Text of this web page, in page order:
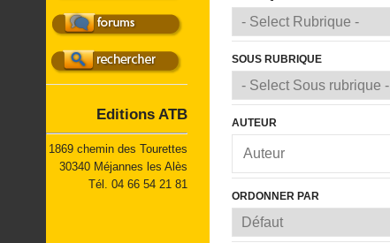
SOUS RUBRIQUE
AUTEUR
ORDONNER PAR
Petite réalisation
Réalisation-Plan
Sculpture
Tournage
Les vidéos
Un lieu
Matériel
Livres
Editions ATB
1869 chemin des Tourettes
30340 Méjannes les Alès
Tél. 04 66 54 21 81